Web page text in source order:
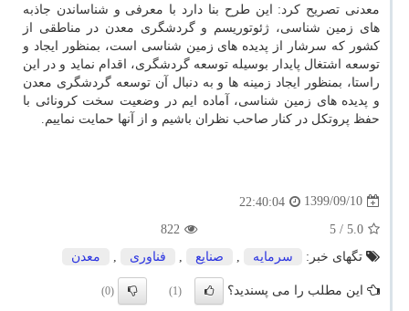
معدنی تصریح کرد: این طرح بنا دارد با معرفی و شناساندن جاذبه
های زمین شناسی، ژئوتوریسم و گردشگری معدن در مناطقی از
کشور که سرشار از پدیده های زمین شناسی است، بمنظور ایجاد و
توسعه اشتغال پایدار بوسیله توسعه گردشگری، اقدام نماید و در این
راستا، بمنظور ایجاد زمینه ها و به دنبال آن توسعه گردشگری معدن
و پدیده های زمین شناسی، آماده ایم در وضعیت سخت کرونائی با
حفظ پروتکل در کنار صاحب نظران باشیم و از آنها حمایت نماییم.
1399/09/10
22:40:04
5.0
/ 5
822
تگهای خبر:
سرمایه , صنایع , فناوری , معدن
این مطلب را می پسندید؟ (1)
(0)